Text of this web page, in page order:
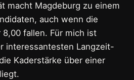
macht Magdeburg zu einem
auch wenn die
fallen. Für mich ist
interessantesten Langzeit-
Kaderstärke über einer